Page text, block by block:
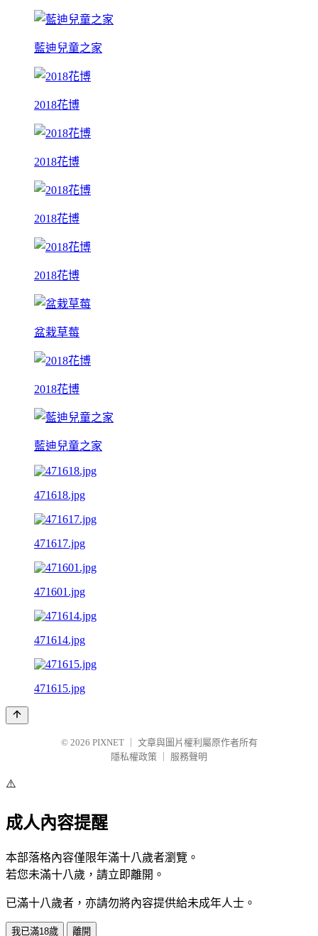
藍迪兒童之家
2018花博
2018花博
2018花博
2018花博
盆栽草莓
2018花博
藍迪兒童之家
471618.jpg
471617.jpg
471601.jpg
471614.jpg
471615.jpg
© 2026 PIXNET
文章與圖片權利屬原作者所有
隱私權政策
服務聲明
⚠️
成人內容提醒
本部落格內容僅限年滿十八歲者瀏覽。
若您未滿十八歲，請立即離開。
已滿十八歲者，亦請勿將內容提供給未成年人士。
我已滿18歲 離開